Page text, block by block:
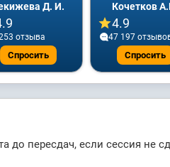
Д. И.
отзывa
Спросить
Кочетков
4.9
47 197
Спросить
до пересдач, если сессия не